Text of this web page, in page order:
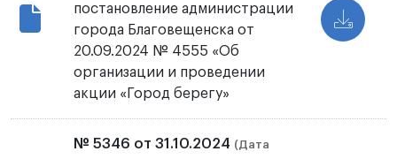
постановление администрации
города Благовещенска от
20.09.2024 № 4555 «Об
организации и проведении
акции «Город берегу»
№ 5346 от 31.10.2024 (Дата